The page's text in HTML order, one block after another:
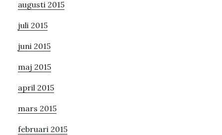
augusti 2015
juli 2015
juni 2015
maj 2015
april 2015
mars 2015
februari 2015